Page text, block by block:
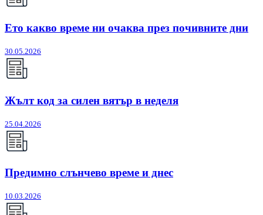
Ето какво време ни очаква през почивните дни
30.05.2026
Жълт код за силен вятър в неделя
25.04.2026
Предимно слънчево време и днес
10.03.2026